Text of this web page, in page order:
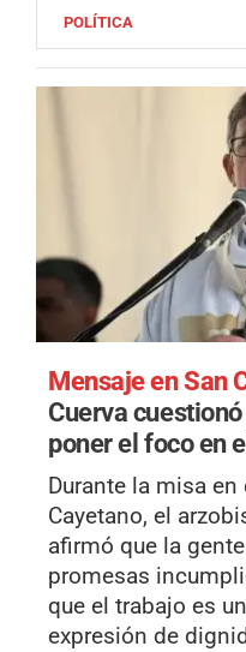
POLÍTICA
Mensaje en San
Cuerva
poner el foco en
Durante la misa
Cayetano, el
afirmó que la
promesas
que el trabajo es
expresión de